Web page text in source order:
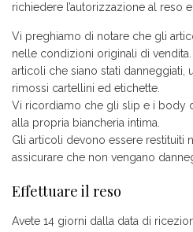
richiedere l’autorizzazione al reso
Vi preghiamo di notare che gli
nelle condizioni originali di
articoli che siano stati danneggiati,
rimossi cartellini ed etichette.
Vi ricordiamo che gli slip e i body
alla propria biancheria intima.
Gli articoli devono essere restituiti
assicurare che non vengano
Effettuare il reso
Avete 14 giorni dalla data di